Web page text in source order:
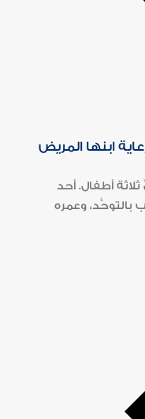
ابنها المريض
أطفال. أحد
وعمره